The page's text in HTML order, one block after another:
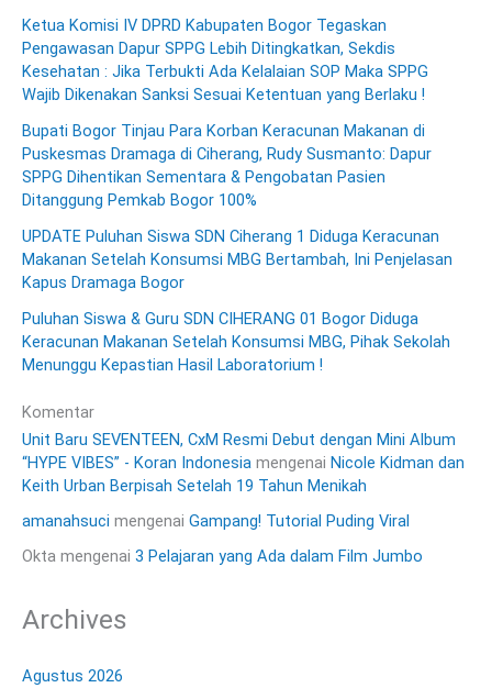
Ketua Komisi IV DPRD Kabupaten Bogor Tegaskan
Pengawasan Dapur SPPG Lebih Ditingkatkan, Sekdis
Kesehatan : Jika Terbukti Ada Kelalaian SOP Maka SPPG
Wajib Dikenakan Sanksi Sesuai Ketentuan yang Berlaku !
Bupati Bogor Tinjau Para Korban Keracunan Makanan di
Puskesmas Dramaga di Ciherang, Rudy Susmanto: Dapur
SPPG Dihentikan Sementara & Pengobatan Pasien
Ditanggung Pemkab Bogor 100%
UPDATE Puluhan Siswa SDN Ciherang 1 Diduga Keracunan
Makanan Setelah Konsumsi MBG Bertambah, Ini Penjelasan
Kapus Dramaga Bogor
Puluhan Siswa & Guru SDN CIHERANG 01 Bogor Diduga
Keracunan Makanan Setelah Konsumsi MBG, Pihak Sekolah
Menunggu Kepastian Hasil Laboratorium !
Komentar
Unit Baru SEVENTEEN, CxM Resmi Debut dengan Mini Album
“HYPE VIBES” - Koran Indonesia mengenai Nicole Kidman dan
Keith Urban Berpisah Setelah 19 Tahun Menikah
amanahsuci mengenai Gampang! Tutorial Puding Viral
Okta mengenai 3 Pelajaran yang Ada dalam Film Jumbo
Archives
Agustus 2026